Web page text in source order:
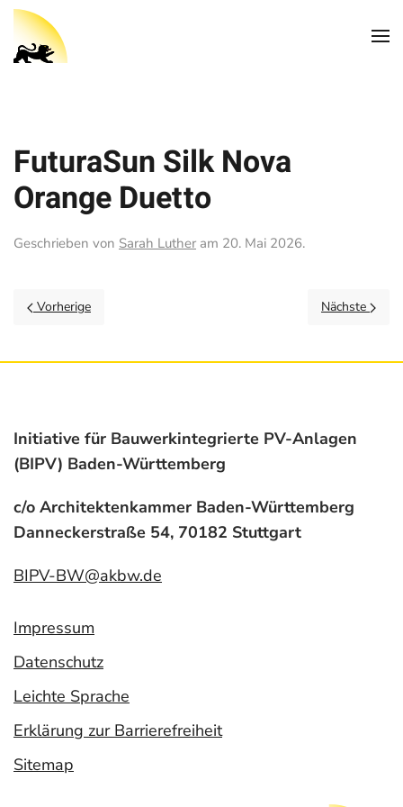
FuturaSun Silk Nova
Orange Duetto
Geschrieben von Sarah Luther am 20. Mai 2026.
Vorherige Nächste
Initiative für Bauwerkintegrierte PV-Anlagen
(BIPV) Baden-Württemberg
c/o Architektenkammer Baden-Württemberg
Danneckerstraße 54, 70182 Stuttgart
BIPV-BW@akbw.de
Impressum
Datenschutz
Leichte Sprache
Erklärung zur Barrierefreiheit
Sitemap